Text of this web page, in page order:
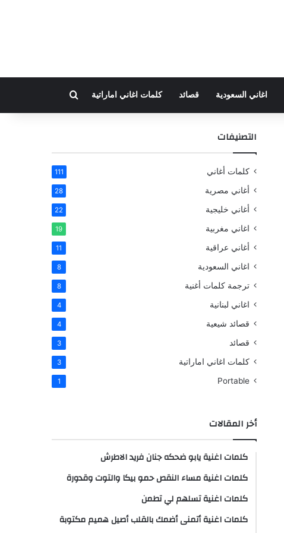
اغاني السعودية قصائد كلمات اغاني اماراتية
التصنيفات
كلمات أغاني 111
أغاني مصرية 28
أغاني خليجية 22
اغاني مغربية 19
أغاني عراقية 11
اغاني السعودية 8
ترجمة كلمات أغنية 8
اغاني لبنانية 4
قصائد شيعية 4
قصائد 3
كلمات اغاني اماراتية 3
Portable
1
أخر المقالات
كلمات اغنية يابو ضحكه جنان فريد الاطرش
كلمات اغنية مساء النقص حمو بيكا والتوت وقدورة
كلمات اغنية تسلهم لي تطمن
كلمات اغنية أتمنى أضمك بالقلب أصيل هميم مكتوبة